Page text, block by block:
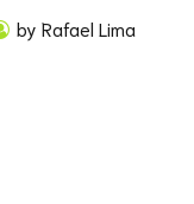
by Rafael Lima